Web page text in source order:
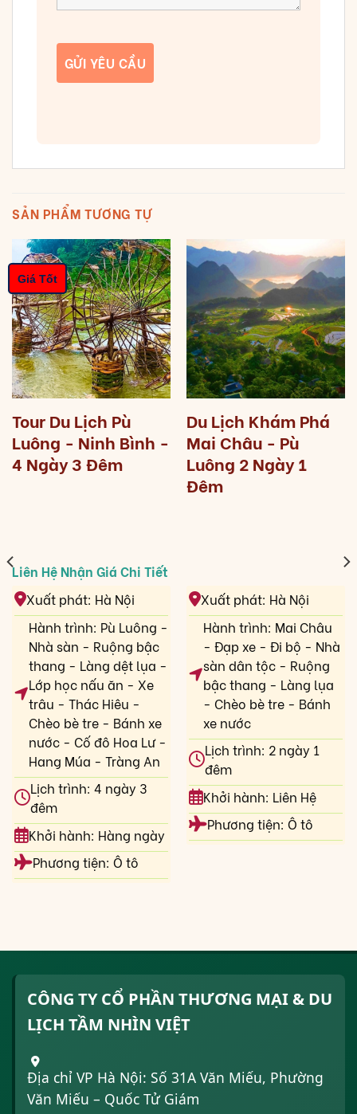
SẢN PHẨM TƯƠNG TỰ
Giá Tốt
Tour Du Lịch Pù
Luông - Ninh Bình -
4 Ngày 3 Đêm
Xuất phát: Hà Nội
Hành trình: Pù Luông -
Nhà sàn - Ruộng bậc
thang - Làng dệt lụa -
Lớp học nấu ăn - Xe
trâu - Thác Hiêu -
Chèo bè tre - Bánh xe
nước - Cố đô Hoa Lư -
Hang Múa - Tràng An
Lịch trình: 4 ngày 3
đêm
Khởi hành: Hàng ngày
Phương tiện: Ô tô
Du Lịch Khám Phá
Mai Châu - Pù
Luông 2 Ngày 1
Đêm
Xuất phát: Hà Nội
Hành trình: Mai Châu
- Đạp xe - Đi bộ - Nhà
sàn dân tộc - Ruộng
bậc thang - Làng lụa
- Chèo bè tre - Bánh
xe nước
Lịch trình: 2 ngày 1
đêm
Khởi hành: Liên Hệ
Phương tiện: Ô tô
CÔNG TY CỔ PHẦN THƯƠNG MẠI & DU
LỊCH TẦM NHÌN VIỆT
Địa chỉ VP Hà Nội: Số 31A Văn Miếu, Phường
Văn Miếu – Quốc Tử Giám